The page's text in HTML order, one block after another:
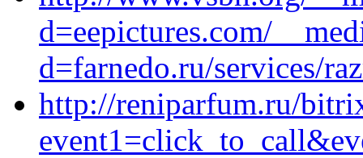
d=eepictures.com/
d=farnedo.ru/services/
http://reniparfum.ru/